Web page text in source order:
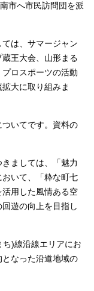
市へ市民訪問団を派
は、サマージャン
王大会、山形まる
ロスポーツの活動
大に取り組みま
いてです。資料の
ましては、「魅力
いて、「粋な町七
用した風情ある空
遊の向上を目指し
)線沿線エリアにお
なった沿道地域の